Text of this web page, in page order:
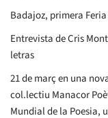
Badajoz, primera
Entrevista de Cris
letras
21 de març en una
col.lectiu Manacor
Mundial de la Poesia,